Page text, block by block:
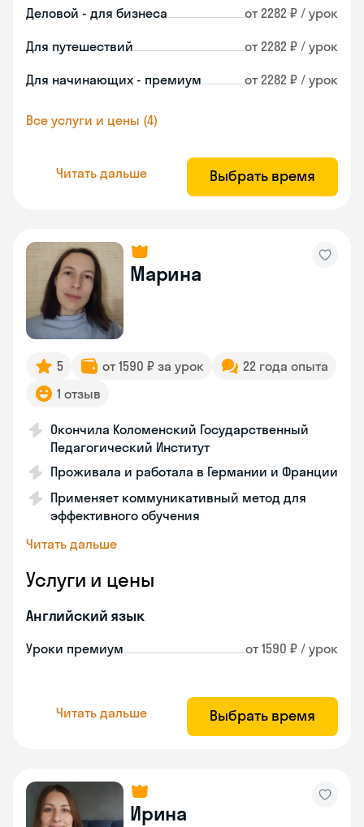
Деловой - для бизнеса от 2282 ₽ / урок
Для путешествий от 2282 ₽ / урок
Для начинающих - премиум от 2282 ₽ / урок
Все услуги и цены (4)
Читать дальше Выбрать время
Марина
5 от 1590 ₽ за урок
22 года опыта
1 отзыв
Окончила Коломенский Государственный
Педагогический Институт
Проживала и работала в Германии и Франции
Применяет коммуникативный метод для
эффективного обучения
Читать дальше
Услуги и цены
Английский язык
Уроки премиум от 1590 ₽ / урок
Читать дальше Выбрать время
Ирина